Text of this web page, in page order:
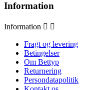
Information
Information  
Fragt og levering
Betingelser
Om Bettyp
Returnering
Persondatapolitik